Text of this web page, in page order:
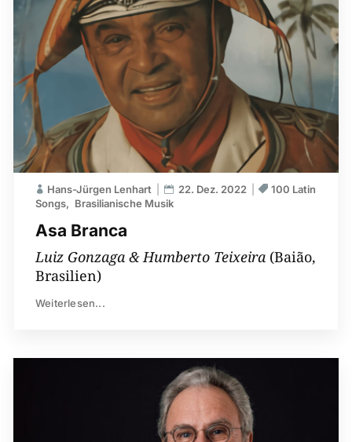
Asa Branca
Hans-Jürgen Lenhart 22. Dez. 2022
100 Latin
Songs
Brasilianische Musik
Luiz Gonzaga & Humberto Teixeira (Baião,
Brasilien)
Weiterlesen...